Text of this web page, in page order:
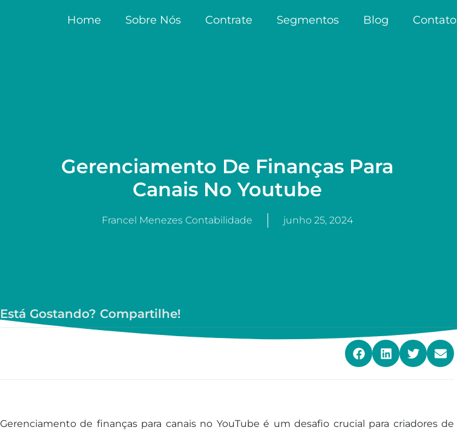
Home Sobre Nós Contrate Segmentos Blog Contato
Gerenciamento De Finanças Para
Canais No Youtube
Francel Menezes Contabilidade junho 25, 2024
Está Gostando? Compartilhe!
Gerenciamento de finanças para canais no YouTube é um desafio crucial para criadores de